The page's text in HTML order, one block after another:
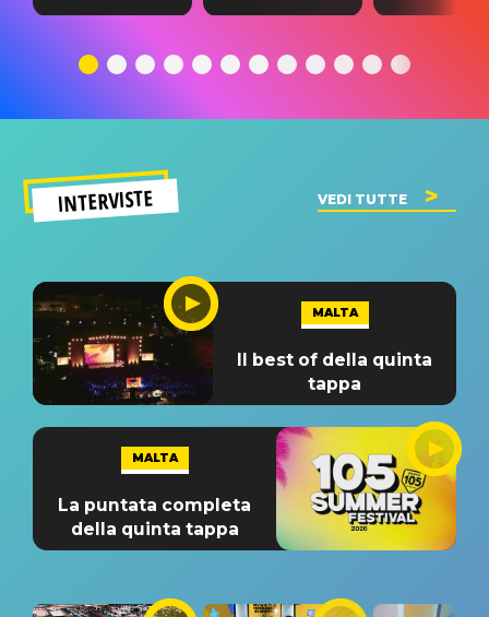
testo,
significato
traduzione e
del singolo
testo,
INTERVISTE VEDI TUTTE
MALTA
Il best of della quinta
tappa
MALTA
La puntata completa
della quinta tappa